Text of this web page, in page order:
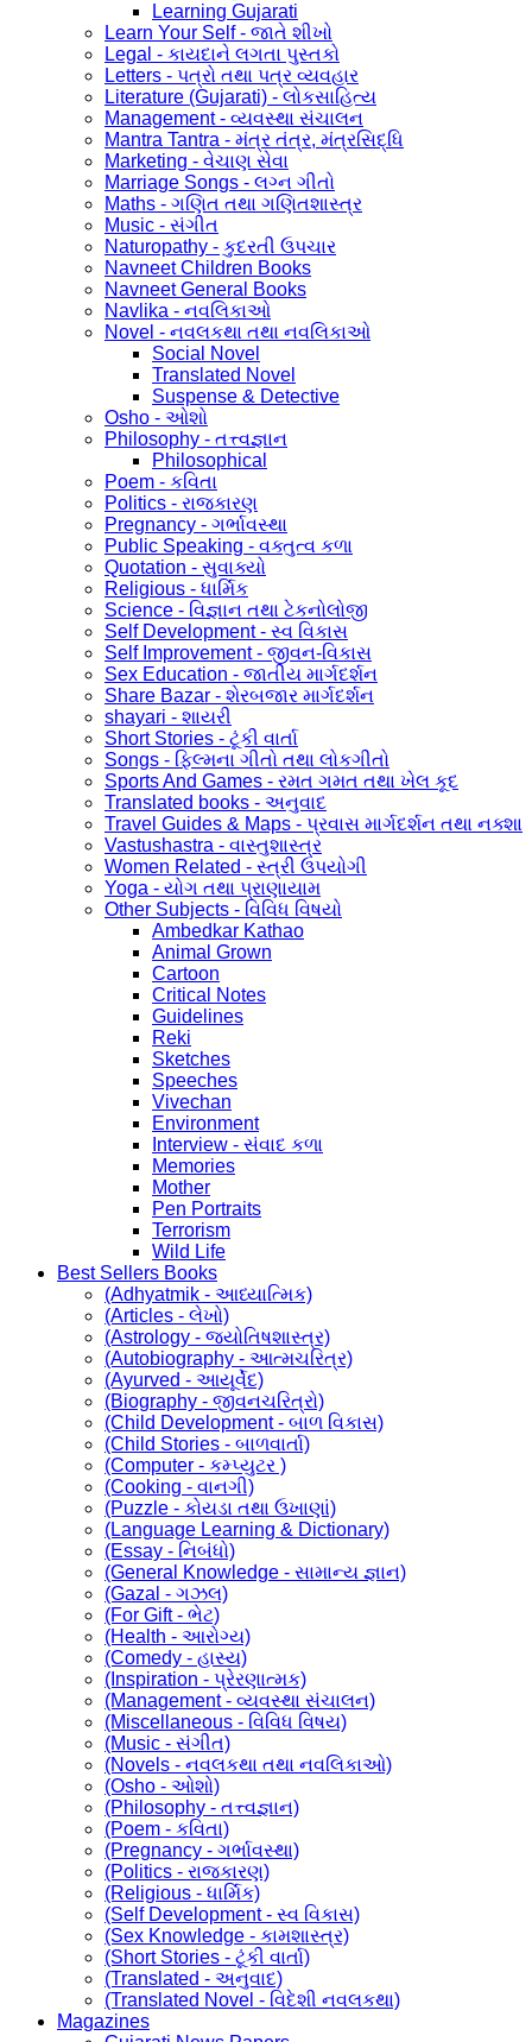
Learning Gujarati
Learn Your Self - જાતે શીખો
Legal - કાયદાને લગતા પુસ્તકો
Letters - પત્રો તથા પત્ર વ્યવહાર
Literature (Gujarati) - લોકસાહિત્ય
Management - વ્યવસ્થા સંચાલન
Mantra Tantra - મંત્ર તંત્ર, મંત્રસિદ્ધિ
Marketing - વેચાણ સેવા
Marriage Songs - લગ્ન ગીતો
Maths - ગણિત તથા ગણિતશાસ્ત્ર
Music - સંગીત
Naturopathy - કુદરતી ઉપચાર
Navneet Children Books
Navneet General Books
Navlika - નવલિકાઓ
Novel - નવલકથા તથા નવલિકાઓ
Social Novel
Translated Novel
Suspense & Detective
Osho - ઓશો
Philosophy - તત્ત્વજ્ઞાન
Philosophical
Poem - કવિતા
Politics - રાજકારણ
Pregnancy - ગર્ભાવસ્થા
Public Speaking - વક્તુત્વ કળા
Quotation - સુવાક્યો
Religious - ધાર્મિક
Science - વિજ્ઞાન તથા ટેકનોલોજી
Self Development - સ્વ વિકાસ
Self Improvement - જીવન-વિકાસ
Sex Education - જાતીય માર્ગદર્શન
Share Bazar - શેરબજાર માર્ગદર્શન
shayari - શાયરી
Short Stories - ટૂંકી વાર્તા
Songs - ફિલ્મના ગીતો તથા લોકગીતો
Sports And Games - રમત ગમત તથા ખેલ કૂદ
Translated books - અનુવાદ
Travel Guides & Maps - પ્રવાસ માર્ગદર્શન તથા નક્શા
Vastushastra - વાસ્તુશાસ્ત્ર
Women Related - સ્ત્રી ઉપયોગી
Yoga - યોગ તથા પ્રાણાયામ
Other Subjects - વિવિધ વિષયો
Ambedkar Kathao
Animal Grown
Cartoon
Critical Notes
Guidelines
Reki
Sketches
Speeches
Vivechan
Environment
Interview - સંવાદ કળા
Memories
Mother
Pen Portraits
Terrorism
Wild Life
Best Sellers Books
(Adhyatmik - આધ્યાત્મિક)
(Articles - લેખો)
(Astrology - જ્યોતિષશાસ્ત્ર)
(Autobiography - આત્મચરિત્ર)
(Ayurved - આયૂર્વેદ)
(Biography - જીવનચરિત્રો)
(Child Development - બાળ વિકાસ)
(Child Stories - બાળવાર્તા)
(Computer - કમ્પ્યુટર )
(Cooking - વાનગી)
(Puzzle - કોયડા તથા ઉખાણાં)
(Language Learning & Dictionary)
(Essay - નિબંધો)
(General Knowledge - સામાન્ય જ્ઞાન)
(Gazal - ગઝલ)
(For Gift - ભેટ)
(Health - આરોગ્ય)
(Comedy - હાસ્ય)
(Inspiration - પ્રેરણાત્મક)
(Management - વ્યવસ્થા સંચાલન)
(Miscellaneous - વિવિધ વિષય)
(Music - સંગીત)
(Novels - નવલકથા તથા નવલિકાઓ)
(Osho - ઓશો)
(Philosophy - તત્ત્વજ્ઞાન)
(Poem - કવિતા)
(Pregnancy - ગર્ભાવસ્થા)
(Politics - રાજકારણ)
(Religious - ધાર્મિક)
(Self Development - સ્વ વિકાસ)
(Sex Knowledge - કામશાસ્ત્ર)
(Short Stories - ટૂંકી વાર્તા)
(Translated - અનુવાદ)
(Translated Novel - વિદેશી નવલકથા)
Magazines